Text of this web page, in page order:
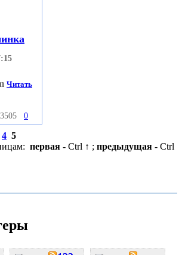
Читать
0
4 5
первая - Ctrl ↑ ; предыдущая - Ctrl